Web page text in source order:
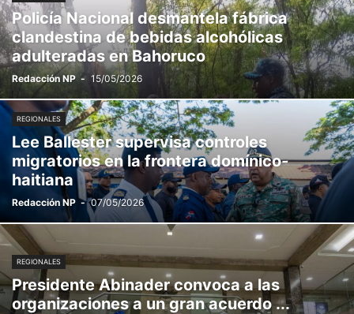
Policía Nacional desmantela fábrica
clandestina de bebidas alcohólicas
adulteradas en Bahoruco
Redacción NP - 15/05/2026
REGIONALES
Lee Ballester supervisa controles
migratorios en la frontera domínico-
haitiana
Redacción NP - 07/05/2026
REGIONALES
Presidente Abinader convoca a las
organizaciones a un gran acuerdo ...